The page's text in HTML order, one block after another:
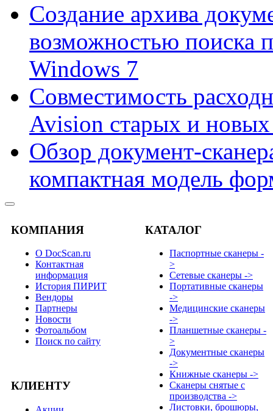
Создание архива
возможностью поиска
Windows 7
Совместимость
Avision старых и новых
Обзор документ-
компактная модель
КОМПАНИЯ
О DocScan.ru
Контактная
информация
История ПИРИТ
Вендоры
Партнеры
Новости
Фотоальбом
Поиск по сайту
КЛИЕНТУ
КАТАЛОГ
Паспортные сканеры -
>
Сетевые сканеры ->
Портативные сканеры
->
Медицинские сканеры
->
Планшетные сканеры -
>
Документные сканеры
->
Книжные сканеры ->
Сканеры снятые с
производства ->
Листовки, брошюры,